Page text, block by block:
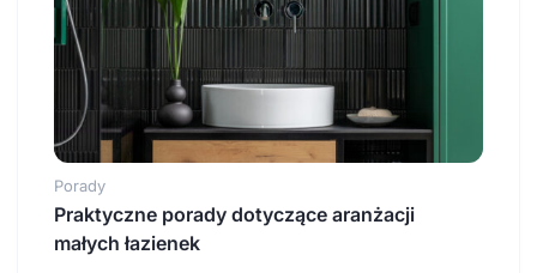
Porady
Praktyczne porady dotyczące aranżacji
małych łazienek